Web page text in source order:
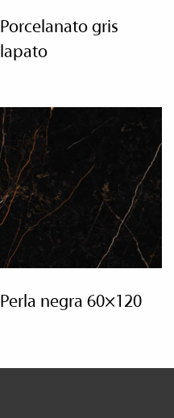
porcelanato gris
lapato
perla negra 60×120